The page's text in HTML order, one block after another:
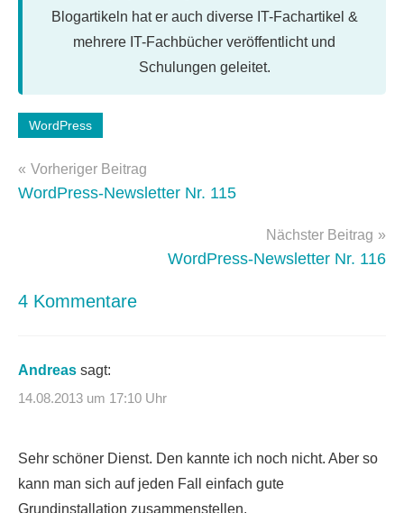
Blogartikeln hat er auch diverse IT-Fachartikel &
mehrere IT-Fachbücher veröffentlicht und
Schulungen geleitet.
Schlagwörter:
Tipps
WordPress
Beitragsnavigation
Vorheriger Beitrag
WordPress-Newsletter Nr. 115
Nächster Beitrag
WordPress-Newsletter Nr. 116
4 Kommentare
Andreas sagt:
14.08.2013 um 17:10 Uhr
Sehr schöner Dienst. Den kannte ich noch nicht. Aber so
kann man sich auf jeden Fall einfach gute
Grundinstallation zusammenstellen.